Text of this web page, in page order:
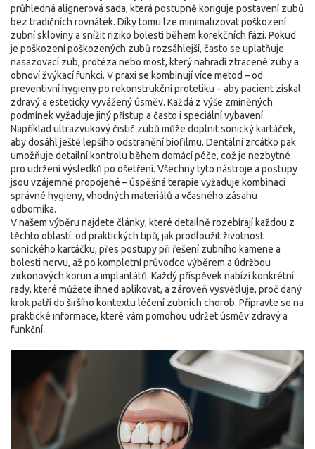
průhledná alignerová sada, která postupně koriguje postavení zubů
bez tradičních rovnátek. Díky tomu lze minimalizovat poškození
zubní skloviny a snížit riziko bolesti během korekčních fází. Pokud
je poškození poškozených zubů rozsáhlejší, často se uplatňuje
nasazovací zub, protéza nebo most, který nahradí ztracené zuby a
obnoví žvýkací funkci. V praxi se kombinují více metod – od
preventivní hygieny po rekonstrukční protetiku – aby pacient získal
zdravý a esteticky vyvážený úsměv. Každá z výše zmíněných
podmínek vyžaduje jiný přístup a často i speciální vybavení.
Například ultrazvukový čistič zubů může doplnit sonický kartáček,
aby dosáhl ještě lepšího odstranění biofilmu. Dentální zrcátko pak
umožňuje detailní kontrolu během domácí péče, což je nezbytné
pro udržení výsledků po ošetření. Všechny tyto nástroje a postupy
jsou vzájemně propojené – úspěšná terapie vyžaduje kombinaci
správné hygieny, vhodných materiálů a včasného zásahu
odborníka.
V našem výběru najdete články, které detailně rozebírají každou z
těchto oblastí: od praktických tipů, jak prodloužit životnost
sonického kartáčku, přes postupy při řešení zubního kamene a
bolesti nervu, až po kompletní průvodce výběrem a údržbou
zirkonových korun a implantátů. Každý příspěvek nabízí konkrétní
rady, které můžete ihned aplikovat, a zároveň vysvětluje, proč daný
krok patří do širšího kontextu léčení zubních chorob. Připravte se na
praktické informace, které vám pomohou udržet úsměv zdravý a
funkční.